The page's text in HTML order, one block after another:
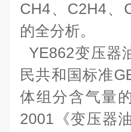
CH4、 C2H4、
的全分析。
YE862变压器
民共和国标准
体组分含气量
2001 《变压器